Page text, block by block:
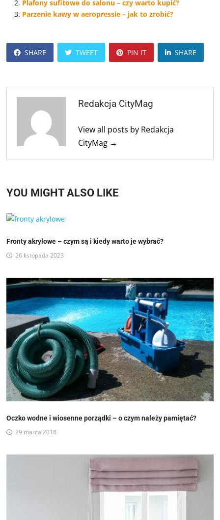
Plafony sufitowe do salonu – czy warto kupić?
Parzenie kawy w aeropressie – jak to zrobić?
SHARE TWEET PIN IT SHARE
Redakcja CityMag
View all posts by Redakcja
CityMag →
YOU MIGHT ALSO LIKE
Fronty akrylowe – czym są i kiedy warto je wybrać?
26 listopada 2023
Oczko wodne i wiosenne porządki – o czym należy pamiętać?
29 marca 2018